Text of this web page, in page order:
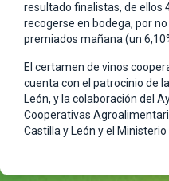
resultado finalistas, de ellos
recogerse en bodega, por
premiados mañana (un
El certamen de vinos
cuenta con el patrocinio de
León, y la colaboración del
Cooperativas
Castilla y León y el